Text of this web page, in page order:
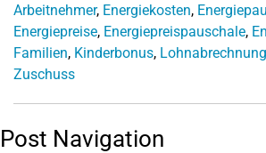
Arbeitnehmer, Energiekosten,
Energiepreise, Energiepreispauschale,
Familien, Kinderbonus, Lohnabrechnung
Zuschuss
Post Navigation